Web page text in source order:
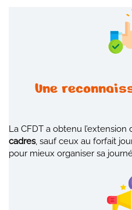
Une
La CFDT a obtenu l’extension
cadres, sauf ceux au forfait
pour mieux organiser sa